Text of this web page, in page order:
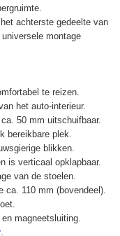
achterste gedeelte van
montage
te reizen.
het auto-interieur.
50 mm uitschuifbaar.
bereikbare plek.
blikken.
is verticaal opklapbaar.
van de stoelen.
ca. 110 mm (bovendeel).
magneetsluiting.
.